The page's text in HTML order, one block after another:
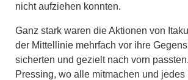
nicht aufziehen konnten.
Ganz stark waren die Aktionen von
der Mittellinie mehrfach vor ihre
sicherten und gezielt nach vorn
Pressing, wo alle mitmachen und